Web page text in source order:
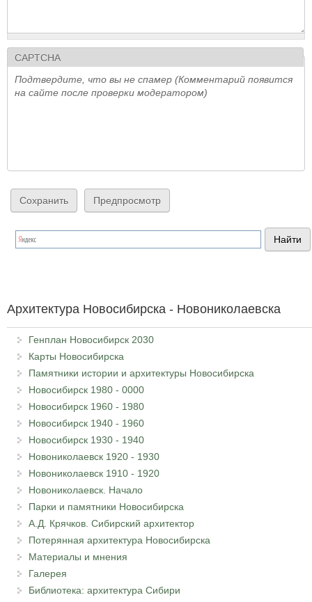
CAPTCHA
Подтвердите, что вы не спамер (Комментарий появится
на сайте после проверки модератором)
Архитектура Новосибирска - Новониколаевска
Генплан Новосибирск 2030
Карты Новосибирска
Памятники истории и архитектуры Новосибирска
Новосибирск 1980 - 0000
Новосибирск 1960 - 1980
Новосибирск 1940 - 1960
Новосибирск 1930 - 1940
Новониколаевск 1920 - 1930
Новониколаевск 1910 - 1920
Новониколаевск. Начало
Парки и памятники Новосибирска
А.Д. Крячков. Сибирский архитектор
Потерянная архитектура Новосибирска
Материалы и мнения
Галерея
Библиотека: архитектура Сибири